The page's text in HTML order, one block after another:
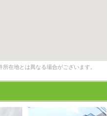
在地とは異なる場合がございます。